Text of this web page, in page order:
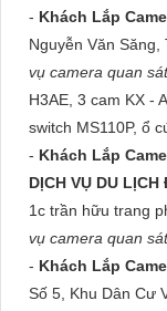
- Khách Lắp
Nguyễn Văn
vụ camera quan
H3AE, 3 cam KX -
switch MS110P, ổ
- Khách Lắp
DỊCH VỤ DU
1c trần hữu trang
vụ camera quan
- Khách Lắp
Số 5, Khu Dân Cư